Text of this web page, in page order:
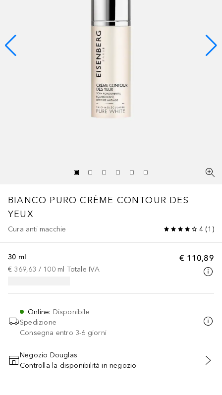
BIANCO PURO CRÈME CONTOUR DES
YEUX
Cura anti macchie 4 (1 )
€ 110,89
30 ml
€ 369,63 / 100 ml Totale IVA
Online: Disponibile
Spedizione
Consegna entro 3-6 giorni
AGGIUNGI AL CARRELLO
Negozio Douglas
Controlla la disponibilità in negozio